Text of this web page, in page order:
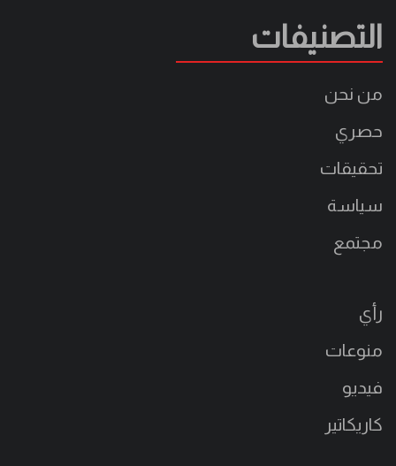
التصنيفات
من نحن
حصري
تحقيقات
سياسة
مجتمع
رأي
منوعات
فيديو
كاريكاتير